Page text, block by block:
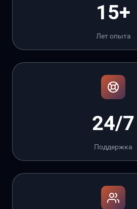
15+
Лет опыта
24/7
Поддержка